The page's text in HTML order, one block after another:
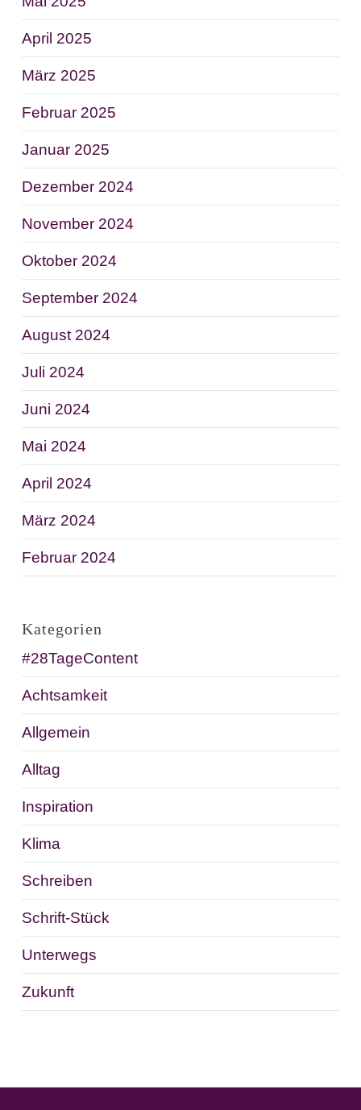
April 2025
März 2025
Februar 2025
Januar 2025
Dezember 2024
November 2024
Oktober 2024
September 2024
August 2024
Juli 2024
Juni 2024
Mai 2024
April 2024
März 2024
Februar 2024
Kategorien
#28TageContent
Achtsamkeit
Allgemein
Alltag
Inspiration
Klima
Schreiben
Schrift-Stück
Unterwegs
Zukunft